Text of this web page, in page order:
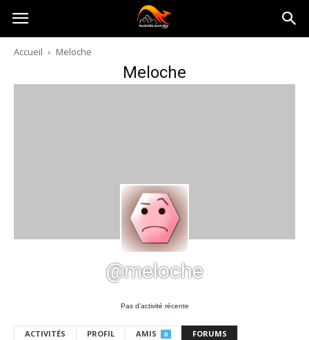
Australia-
australie.com
Accueil Meloche
Meloche
@meloche
Pas d’activité récente
ACTIVITÉS PROFIL AMIS 0 FORUMS